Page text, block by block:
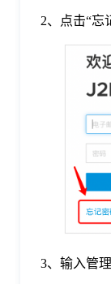
2、点击“忘
3、输入管